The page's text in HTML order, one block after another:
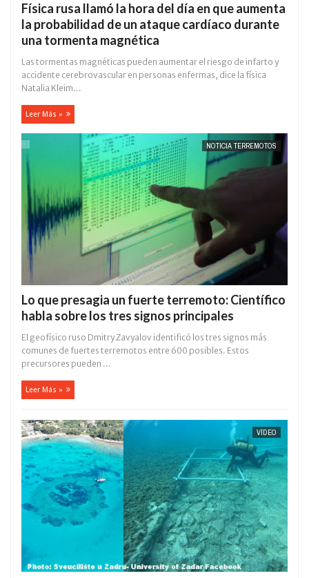
Física rusa llamó la hora del día en que aumenta
la probabilidad de un ataque cardíaco durante
una tormenta magnética
Las tormentas magnéticas pueden aumentar el riesgo de infarto y
accidente cerebrovascular en personas enfermas, dice la física
Natalia Kleim...
Leer Más »
NOTICIA TERREMOTOS
Lo que presagia un fuerte terremoto: Científico
habla sobre los tres signos principales
El geofísico ruso Dmitry Zavyalov identificó los tres signos más
comunes de fuertes terremotos entre 600 posibles. Estos
precursores pueden ...
Leer Más »
VÍDEO